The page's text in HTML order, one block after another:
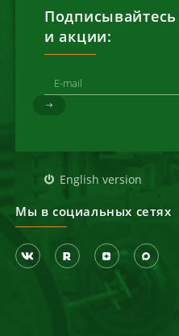
и акции:
English version
Мы в социальных сетях